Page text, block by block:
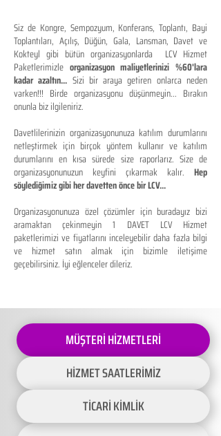
Siz de Kongre, Sempozyum, Konferans, Toplantı, Bayi
Toplantıları, Açılış, Düğün, Gala, Lansman, Davet ve
Kokteyl gibi bütün organizasyonlarda LCV Hizmet
Paketlerimizle organizasyon maliyetlerinizi %60'lara
kadar azaltın... Sizi bir araya getiren onlarca neden
varken!!! Birde organizasyonu düşünmeyin... Bırakın
onunla biz ilgileniriz.
Davetlilerinizin organizasyonunuza katılım durumlarını
netleştirmek için birçok yöntem kullanır ve katılım
durumlarını en kısa sürede size raporlarız. Size de
organizasyonunuzun keyfini çıkarmak kalır. Hep
söylediğimiz gibi her davetten önce bir LCV...
Organizasyonunuza özel çözümler için buradayız bizi
aramaktan çekinmeyin 1 DAVET LCV Hizmet
paketlerimizi ve fiyatlarını inceleyebilir daha fazla bilgi
ve hizmet satın almak için bizimle iletişime
geçebilirsiniz. İyi eğlenceler dileriz.
MÜŞTERİ HİZMETLERİ
HİZMET SAATLERİMİZ
TİCARİ KİMLİK